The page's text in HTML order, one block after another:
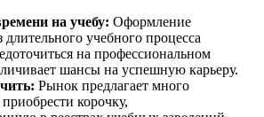
на учебу: Оформление
длительного учебного процесса
на профессиональном
шансы на успешную карьеру.
Рынок предлагает много
корочку,